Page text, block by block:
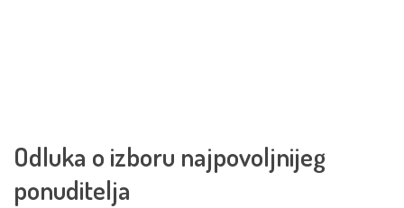
Odluka o izboru najpovoljnijeg
ponuditelja